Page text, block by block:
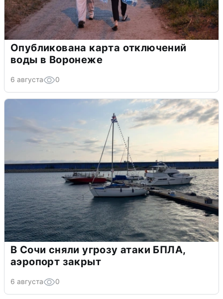
Опубликована карта отключений
воды в Воронеже
6 августа 0
В Сочи сняли угрозу атаки БПЛА,
аэропорт закрыт
6 августа 0